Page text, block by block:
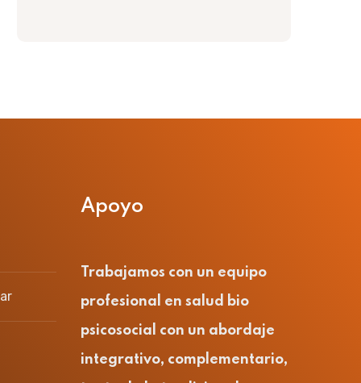
Apoyo
Trabajamos con un equipo
profesional en salud bio
psicosocial con un abordaje
integrativo, complementario,